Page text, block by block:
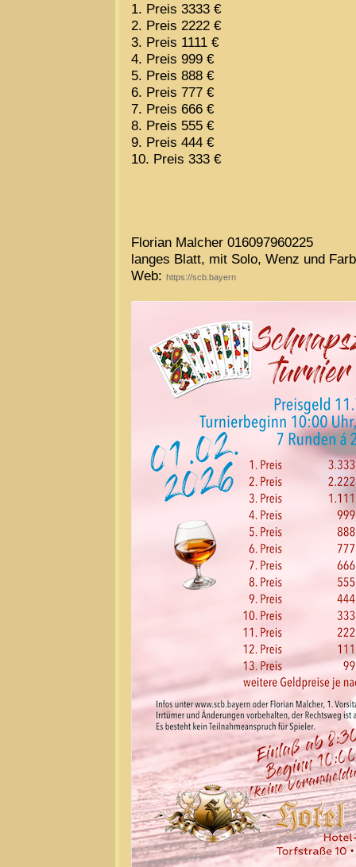
1. Preis 3333 €
2. Preis 2222 €
3. Preis 1111 €
4. Preis 999 €
5. Preis 888 €
6. Preis 777 €
7. Preis 666 €
8. Preis 555 €
9. Preis 444 €
10. Preis 333 €
Florian Malcher 016097960225
langes Blatt, mit Solo, Wenz und
Web: https://scb.bayern